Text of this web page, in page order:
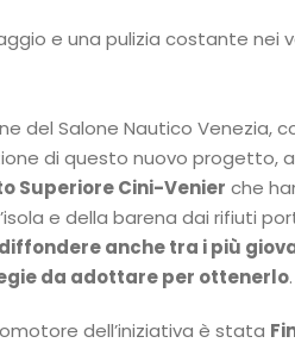
e una pulizia costante nei
del Salone Nautico Venezia,
di questo nuovo progetto,
Superiore Cini-Venier che
e della barena dai rifiuti
anche tra i più
da adottare per ottenerlo.
dell’iniziativa è stata